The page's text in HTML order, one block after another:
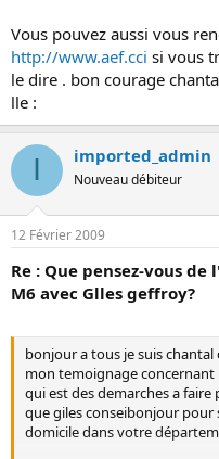
Vous pouvez aussi vous
http://www.aef.cci si vous
le dire . bon courage
lle :
I imported_admin
Nouveau débiteur
12 Février 2009
Re : Que pensez-vous
M6 avec Glles geffroy?
bonjour a tous je suis
mon temoignage
qui est des demarches a
que giles conseibonjour pour
domicile dans votre